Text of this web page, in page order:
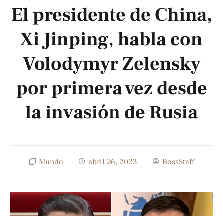
El presidente de China,
Xi Jinping, habla con
Volodymyr Zelensky
por primera vez desde
la invasión de Rusia
Mundo abril 26, 2023 BossStaff